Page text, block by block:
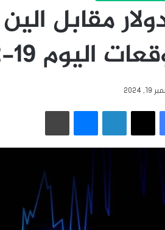
مقابل
اليوم 19-12-2024
2024
فيسبوك
‫X لينكدإن ماسنجر طباعة